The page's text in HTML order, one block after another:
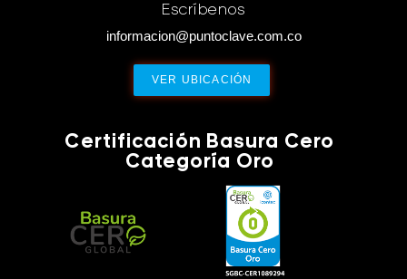
Escríbenos
informacion@puntoclave.com.co
VER UBICACIÓN
Certificación Basura Cero
Categoría Oro